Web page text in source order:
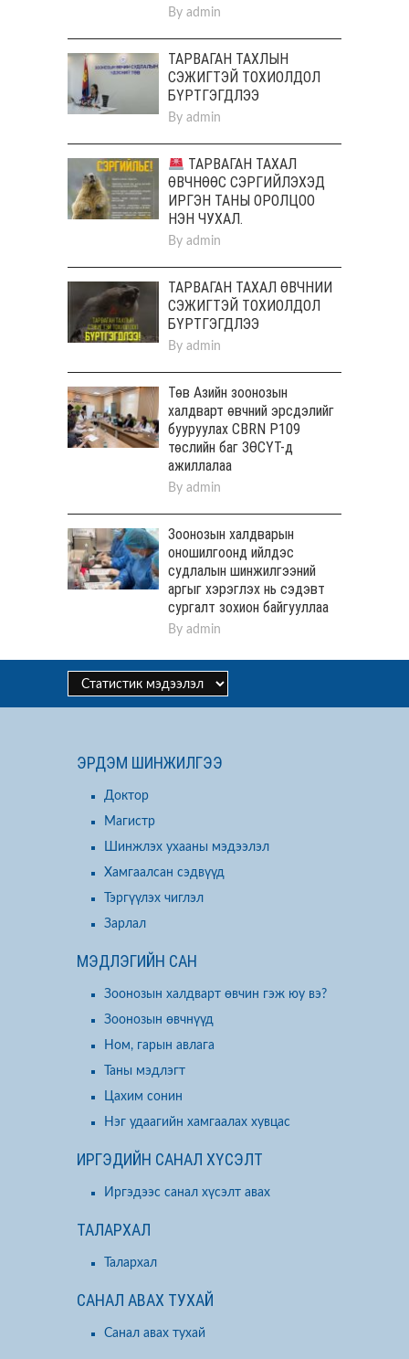
By admin
ТАРВАГАН ТАХЛЫН
СЭЖИГТЭЙ ТОХИОЛДОЛ
БҮРТГЭГДЛЭЭ
By admin
ТАРВАГАН ТАХАЛ
ӨВЧНӨӨС СЭРГИЙЛЭХЭД
ИРГЭН ТАНЫ ОРОЛЦОО
НЭН ЧУХАЛ.
By admin
ТАРВАГАН ТАХАЛ ӨВЧНИЙ
СЭЖИГТЭЙ ТОХИОЛДОЛ
БҮРТГЭГДЛЭЭ
By admin
Төв Aзийн зоонозын
халдварт өвчний эрсдэлийг
бууруулах CBRN P109
төслийн баг ЗӨСҮТ-д
ажиллалаа
By admin
Зоонозын халдварын
оношилгоонд ийлдэс
судлалын шинжилгээний
аргыг хэрэглэх нь сэдэвт
сургалт зохион байгууллаа
By admin
ЭРДЭМ ШИНЖИЛГЭЭ
Доктор
Магистр
Шинжлэх ухааны мэдээлэл
Хамгаалсан сэдвүүд
Тэргүүлэх чиглэл
Зарлал
МЭДЛЭГИЙН САН
Зоонозын халдварт өвчин гэж юу вэ?
Зоонозын өвчнүүд
Ном, гарын авлага
Таны мэдлэгт
Цахим сонин
Нэг удаагийн хамгаалах хувцас
ИРГЭДИЙН САНАЛ ХҮСЭЛТ
Иргэдээс санал хүсэлт авах
ТАЛАРХАЛ
Талархал
САНАЛ АВАХ ТУХАЙ
Санал авах тухай